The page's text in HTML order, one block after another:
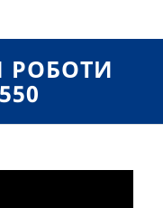
РОБОТИ